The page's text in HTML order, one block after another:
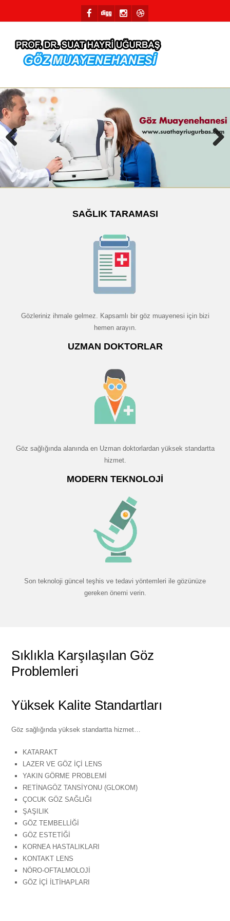
Previous
SAĞLIK TARAMASI
Gözleriniz ihmale gelmez. Kapsamlı bir göz muayenesi için bizi
hemen arayın.
UZMAN DOKTORLAR
Göz sağlığında alanında en Uzman doktorlardan yüksek standartta
hizmet.
MODERN TEKNOLOJI
Son teknoloji güncel teşhis ve tedavi yöntemleri ile gözünüze
gereken önemi verin.
Sıklıkla Karşılaşılan Göz
Problemleri
Yüksek Kalite Standartları
Göz sağlığında yüksek standartta hizmet…
KATARAKT
LAZER VE GÖZ İÇİ LENS
YAKIN GÖRME PROBLEMİ
RETİNAGÖZ TANSİYONU (GLOKOM)
ÇOCUK GÖZ SAĞLIĞI
ŞAŞILIK
GÖZ TEMBELLİĞİ
GÖZ ESTETİĞİ
KORNEA HASTALIKLARI
KONTAKT LENS
NÖRO-OFTALMOLOJİ
GÖZ İÇİ İLTİHAPLARI